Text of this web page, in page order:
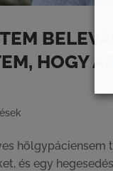
HOGY
és egy